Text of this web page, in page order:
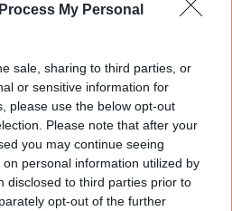
My Personal
sale, sharing to third parties, or
or sensitive information for
please use the below opt-out
Please note that after your
you may continue seeing
personal information utilized by
disclosed to third parties prior to
opt-out of the further